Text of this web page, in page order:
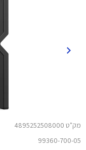
מק"ט 4895252508000
99360-700-05